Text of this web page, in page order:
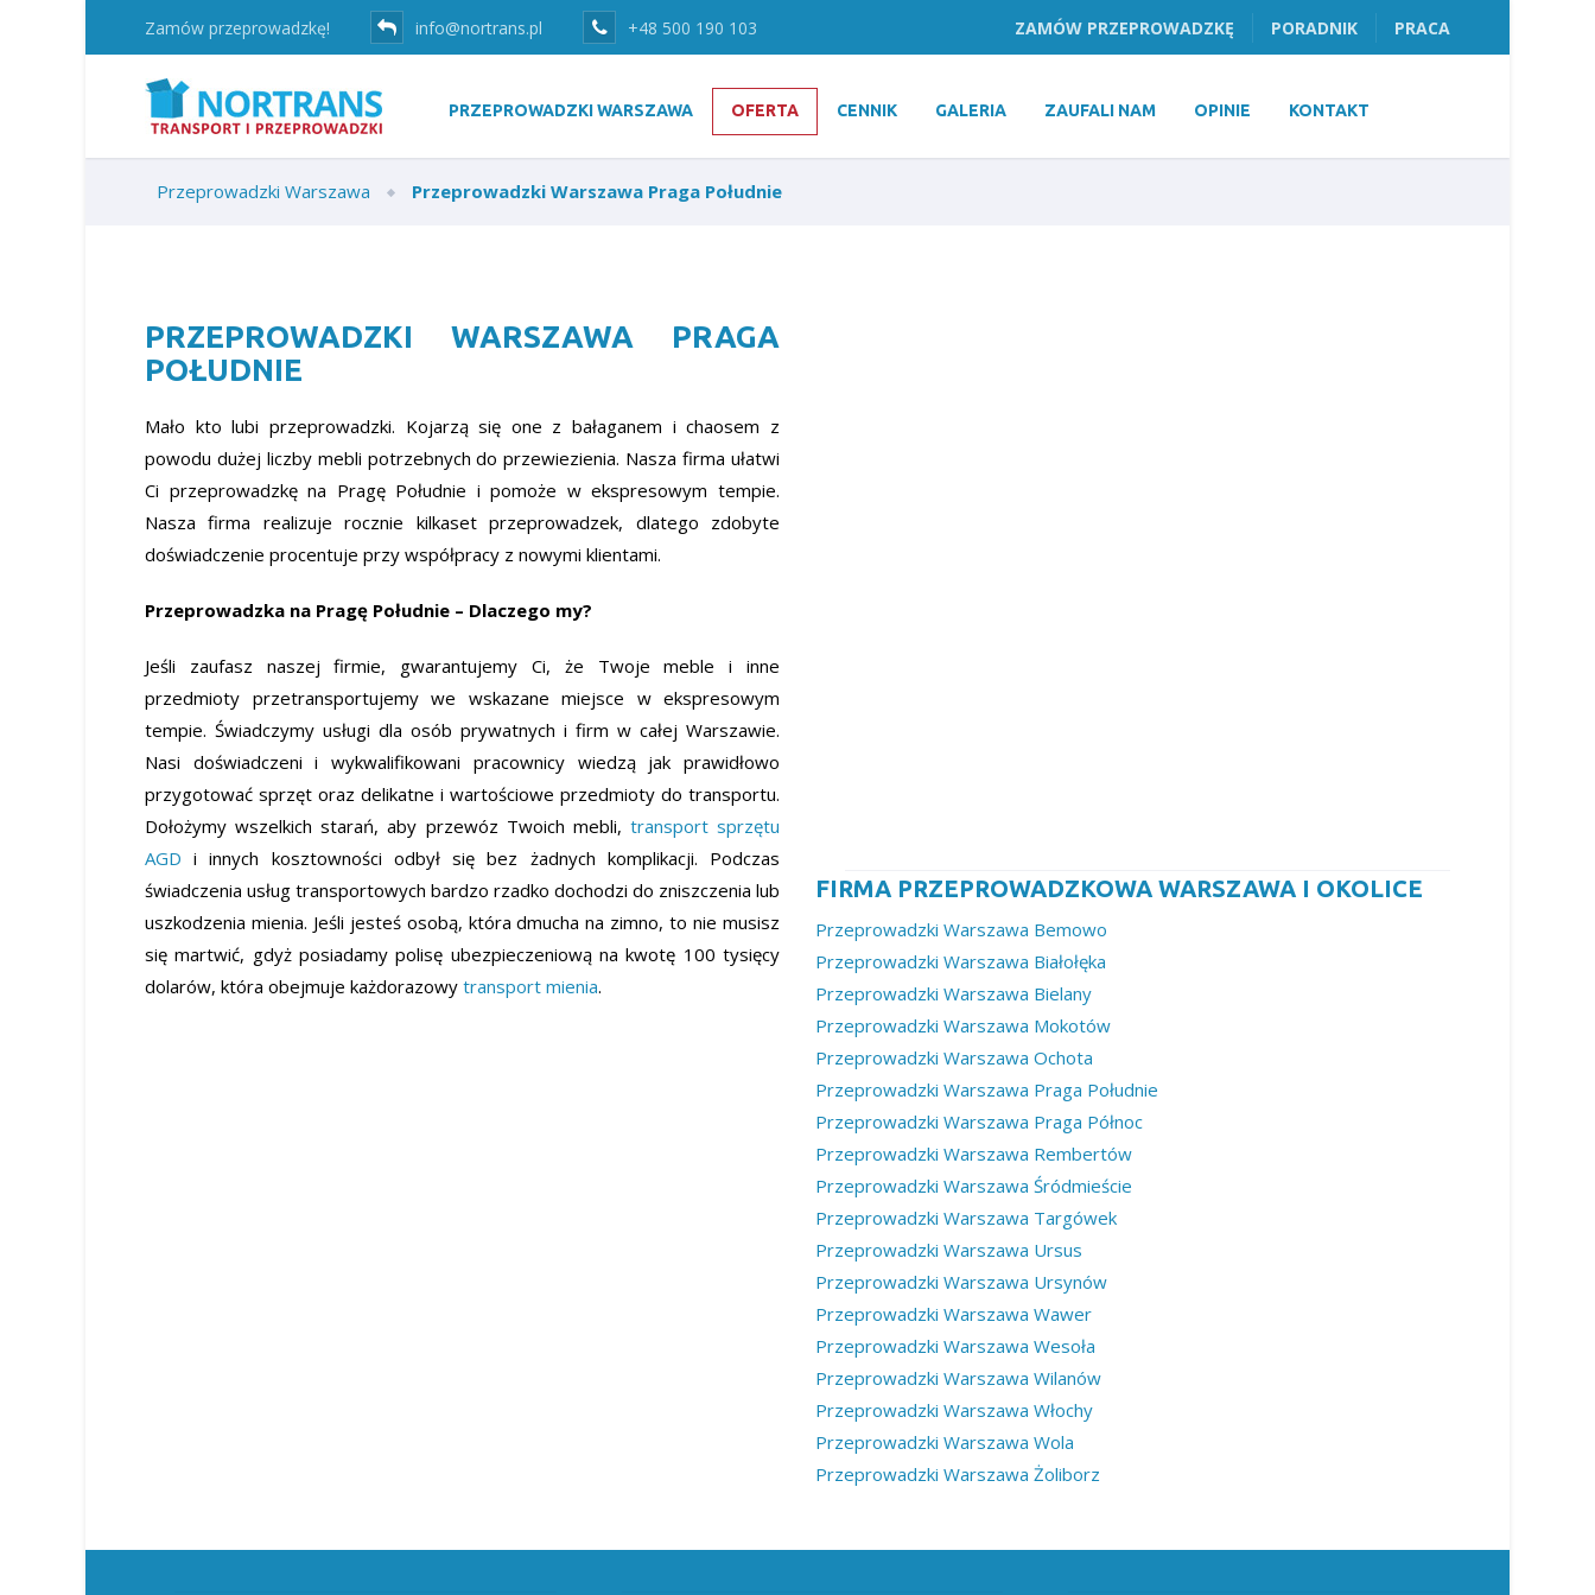
Zamów przeprowadzkę! info@nortrans.pl +48 500 190 103 ZAMÓW PRZEPROWADZKĘ PORADNIK PRACA
PRZEPROWADZKI WARSZAWA OFERTA CENNIK GALERIA ZAUFALI NAM OPINIE KONTAKT
Przeprowadzki Warszawa Przeprowadzki Warszawa Praga Południe
PRZEPROWADZKI WARSZAWA PRAGA
POŁUDNIE
Mało kto lubi przeprowadzki. Kojarzą się one z bałaganem i chaosem z
powodu dużej liczby mebli potrzebnych do przewiezienia. Nasza firma ułatwi
Ci przeprowadzkę na Pragę Południe i pomoże w ekspresowym tempie.
Nasza firma realizuje rocznie kilkaset przeprowadzek, dlatego zdobyte
doświadczenie procentuje przy współpracy z nowymi klientami.
Przeprowadzka na Pragę Południe – Dlaczego my?
Jeśli zaufasz naszej firmie, gwarantujemy Ci, że Twoje meble i inne
przedmioty przetransportujemy we wskazane miejsce w ekspresowym
tempie. Świadczymy usługi dla osób prywatnych i firm w całej Warszawie.
Nasi doświadczeni i wykwalifikowani pracownicy wiedzą jak prawidłowo
przygotować sprzęt oraz delikatne i wartościowe przedmioty do transportu.
Dołożymy wszelkich starań, aby przewóz Twoich mebli, transport sprzętu
AGD i innych kosztowności odbył się bez żadnych komplikacji. Podczas
świadczenia usług transportowych bardzo rzadko dochodzi do zniszczenia lub
uszkodzenia mienia. Jeśli jesteś osobą, która dmucha na zimno, to nie musisz
się martwić, gdyż posiadamy polisę ubezpieczeniową na kwotę 100 tysięcy
dolarów, która obejmuje każdorazowy transport mienia.
FIRMA PRZEPROWADZKOWA WARSZAWA I OKOLICE
Przeprowadzki Warszawa Bemowo
Przeprowadzki Warszawa Białołęka
Przeprowadzki Warszawa Bielany
Przeprowadzki Warszawa Mokotów
Przeprowadzki Warszawa Ochota
Przeprowadzki Warszawa Praga Południe
Przeprowadzki Warszawa Praga Północ
Przeprowadzki Warszawa Rembertów
Przeprowadzki Warszawa Śródmieście
Przeprowadzki Warszawa Targówek
Przeprowadzki Warszawa Ursus
Przeprowadzki Warszawa Ursynów
Przeprowadzki Warszawa Wawer
Przeprowadzki Warszawa Wesoła
Przeprowadzki Warszawa Wilanów
Przeprowadzki Warszawa Włochy
Przeprowadzki Warszawa Wola
Przeprowadzki Warszawa Żoliborz